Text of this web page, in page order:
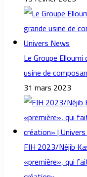
Le Groupe
usine de
31 mars 2023
FIH 2023/Néjib
«première», qui